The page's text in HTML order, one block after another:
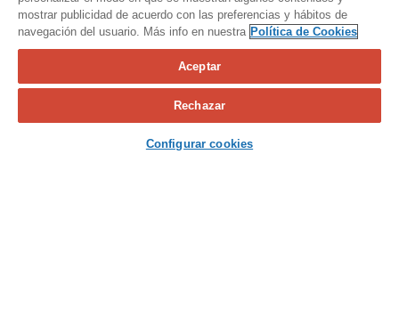
Calcula tu seguro
Contacta con nosotros
mostrar publicidad de acuerdo con las preferencias y hábitos de
navegación del usuario. Más info en nuestra Política de Cookies
Aceptar
Rechazar
Configurar cookies